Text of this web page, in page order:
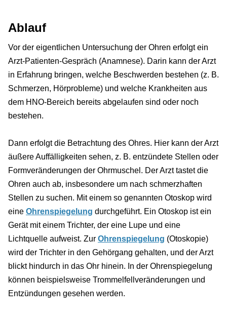
Ablauf
Vor der eigentlichen Untersuchung der Ohren erfolgt ein
Arzt-Patienten-Gespräch (Anamnese). Darin kann der Arzt
in Erfahrung bringen, welche Beschwerden bestehen (z. B.
Schmerzen, Hörprobleme) und welche Krankheiten aus
dem HNO-Bereich bereits abgelaufen sind oder noch
bestehen.
Dann erfolgt die Betrachtung des Ohres. Hier kann der Arzt
äußere Auffälligkeiten sehen, z. B. entzündete Stellen oder
Formveränderungen der Ohrmuschel. Der Arzt tastet die
Ohren auch ab, insbesondere um nach schmerzhaften
Stellen zu suchen. Mit einem so genannten Otoskop wird
eine Ohrenspiegelung durchgeführt. Ein Otoskop ist ein
Gerät mit einem Trichter, der eine Lupe und eine
Lichtquelle aufweist. Zur Ohrenspiegelung (Otoskopie)
wird der Trichter in den Gehörgang gehalten, und der Arzt
blickt hindurch in das Ohr hinein. In der Ohrenspiegelung
können beispielsweise Trommelfellveränderungen und
Entzündungen gesehen werden.